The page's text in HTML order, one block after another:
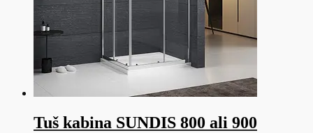
Tuš kabina SUNDIS 800 ali 900